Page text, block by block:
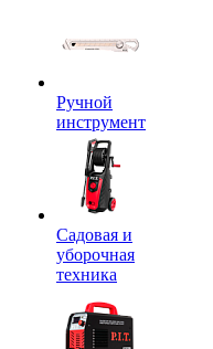
Ручной
инструмент
Садовая и
уборочная
техника